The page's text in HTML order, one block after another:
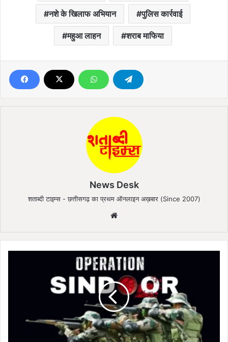
नशे के खिलाफ अभियान पुलिस कार्रवाई
महुआ लाहन शराब माफिया
News Desk
शताब्दी टाइम्स - छत्तीसगढ़ का प्रथम ऑनलाइन अख़बार (Since 2007)
te